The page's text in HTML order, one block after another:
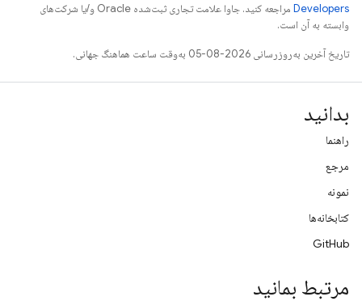
Developers‏
مراجعه کنید. جاوا علامت تجاری ثبت‌شده Oracle و/یا شرکت‌های
وابسته به آن است.
تاریخ آخرین به‌روزرسانی 2026-08-05 به‌وقت ساعت هماهنگ جهانی.
بدانید
راهنما
مرجع
نمونه
کتابخانه‌ها
GitHub
مرتبط بمانید